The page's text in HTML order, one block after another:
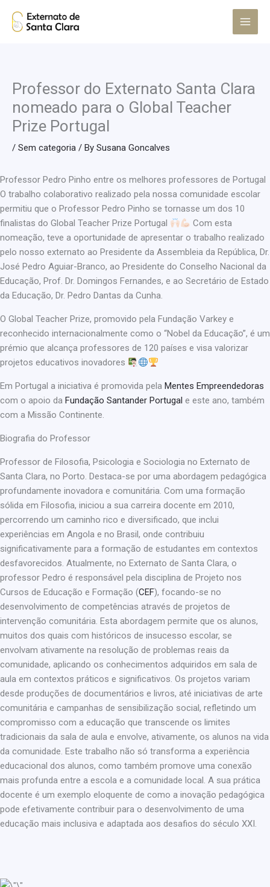
content
Main
Menu
Professor do Externato Santa Clara
nomeado para o Global Teacher
Prize Portugal
/ Sem categoria / By Susana Goncalves
Professor Pedro Pinho entre os melhores professores de Portugal
O trabalho colaborativo realizado pela nossa comunidade escolar
permitiu que o Professor Pedro Pinho se tornasse um dos 10
finalistas do Global Teacher Prize Portugal
Com esta
nomeação, teve a oportunidade de apresentar o trabalho realizado
pelo nosso externato ao Presidente da Assembleia da República, Dr.
José Pedro Aguiar-Branco, ao Presidente do Conselho Nacional da
Educação, Prof. Dr. Domingos Fernandes, e ao Secretário de Estado
da Educação, Dr. Pedro Dantas da Cunha.
O Global Teacher Prize, promovido pela Fundação Varkey e
reconhecido internacionalmente como o “Nobel da Educação”, é um
prémio que alcança professores de 120 países e visa valorizar
projetos educativos inovadores
Em Portugal a iniciativa é promovida pela Mentes Empreendedoras
com o apoio da Fundação Santander Portugal e este ano, também
com a Missão Continente.
Biografia do Professor
Professor de Filosofia, Psicologia e Sociologia no Externato de
Santa Clara, no Porto. Destaca-se por uma abordagem pedagógica
profundamente inovadora e comunitária. Com uma formação
sólida em Filosofia, iniciou a sua carreira docente em 2010,
percorrendo um caminho rico e diversificado, que inclui
experiências em Angola e no Brasil, onde contribuiu
significativamente para a formação de estudantes em contextos
desfavorecidos. Atualmente, no Externato de Santa Clara, o
professor Pedro é responsável pela disciplina de Projeto nos
Cursos de Educação e Formação (CEF), focando-se no
desenvolvimento de competências através de projetos de
intervenção comunitária. Esta abordagem permite que os alunos,
muitos dos quais com históricos de insucesso escolar, se
envolvam ativamente na resolução de problemas reais da
comunidade, aplicando os conhecimentos adquiridos em sala de
aula em contextos práticos e significativos. Os projetos variam
desde produções de documentários e livros, até iniciativas de arte
comunitária e campanhas de sensibilização social, refletindo um
compromisso com a educação que transcende os limites
tradicionais da sala de aula e envolve, ativamente, os alunos na vida
da comunidade. Este trabalho não só transforma a experiência
educacional dos alunos, como também promove uma conexão
mais profunda entre a escola e a comunidade local. A sua prática
docente é um exemplo eloquente de como a inovação pedagógica
pode efetivamente contribuir para o desenvolvimento de uma
educação mais inclusiva e adaptada aos desafios do século XXI.